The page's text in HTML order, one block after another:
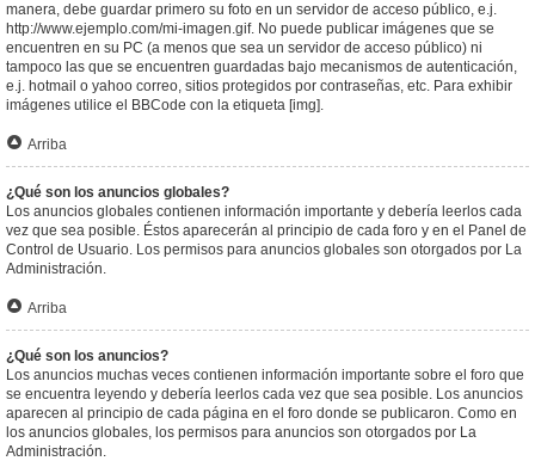
manera, debe guardar primero su foto en un servidor de acceso público, e.j.
http://www.ejemplo.com/mi-imagen.gif. No puede publicar imágenes que se
encuentren en su PC (a menos que sea un servidor de acceso público) ni
tampoco las que se encuentren guardadas bajo mecanismos de autenticación,
e.j. hotmail o yahoo correo, sitios protegidos por contraseñas, etc. Para exhibir
imágenes utilice el BBCode con la etiqueta [img].
Arriba
¿Qué son los anuncios globales?
Los anuncios globales contienen información importante y debería leerlos cada
vez que sea posible. Éstos aparecerán al principio de cada foro y en el Panel de
Control de Usuario. Los permisos para anuncios globales son otorgados por La
Administración.
Arriba
¿Qué son los anuncios?
Los anuncios muchas veces contienen información importante sobre el foro que
se encuentra leyendo y debería leerlos cada vez que sea posible. Los anuncios
aparecen al principio de cada página en el foro donde se publicaron. Como en
los anuncios globales, los permisos para anuncios son otorgados por La
Administración.